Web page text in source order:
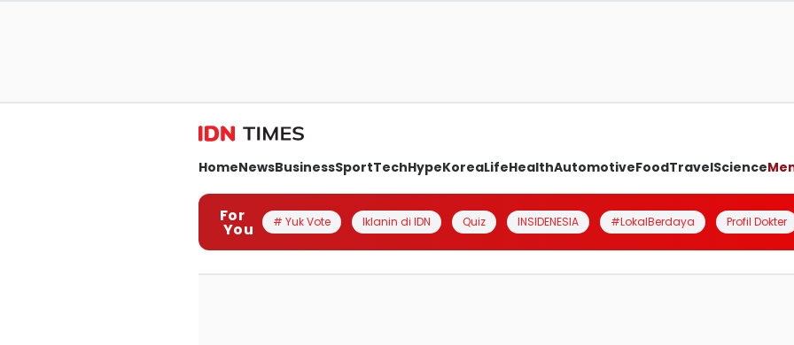
HomeNewsBusinessSportTechHypeKoreaLifeHealthAutomotiveFoodTravelScience
For
You # Yuk Vote Iklanin di IDN Quiz INSIDENESIA #LokalBerdaya Profil Dokter